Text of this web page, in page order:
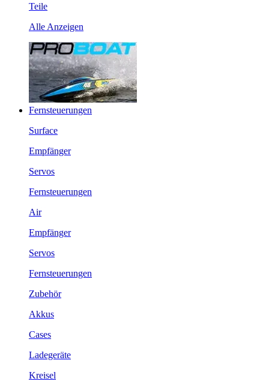
Teile
Alle Anzeigen
Fernsteuerungen
Surface
Empfänger
Servos
Fernsteuerungen
Air
Empfänger
Servos
Fernsteuerungen
Zubehör
Akkus
Cases
Ladegeräte
Kreisel